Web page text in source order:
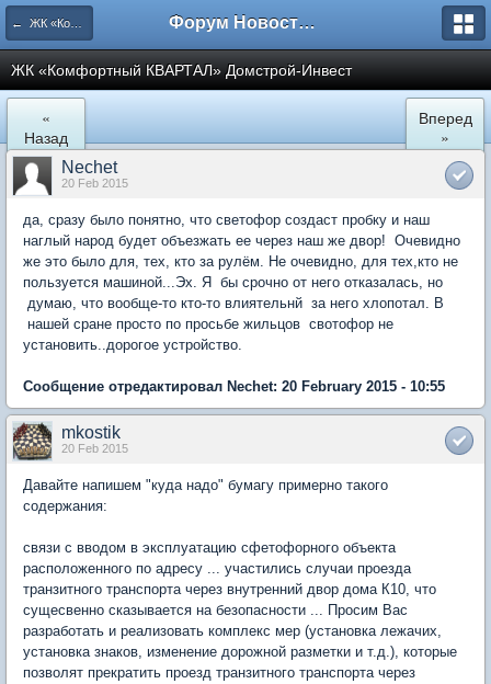
← ЖК «Комфортный КВАРТАЛ» Форум Новостройки
ЖК «Комфортный КВАРТАЛ» Домстрой-Инвест
«
Назад
Вперед
»
Nechet
20 Feb 2015
да, сразу было понятно, что светофор создаст пробку и наш
наглый народ будет объезжать ее через наш же двор! Очевидно
же это было для, тех, кто за рулём. Не очевидно, для тех,кто не
пользуется машиной...Эх. Я бы срочно от него отказалась, но
думаю, что вообще-то кто-то влиятельнй за него хлопотал. В
нашей сране просто по просьбе жильцов свотофор не
установить..дорогое устройство.
Сообщение отредактировал Nechet: 20 February 2015 - 10:55
mkostik
20 Feb 2015
Давайте напишем "куда надо" бумагу примерно такого
содержания:
связи с вводом в эксплуатацию сфетофорного объекта
расположенного по адресу ... участились случаи проезда
транзитного транспорта через внутренний двор дома К10, что
сущесвенно сказывается на безопасности ... Просим Вас
разработать и реализовать комплекс мер (установка лежачих,
установка знаков, изменение дорожной разметки и т.д.), которые
позволят прекратить проезд транзитного транспорта через